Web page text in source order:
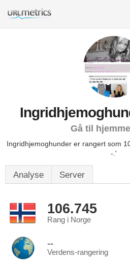
Gå til
Ingridhjemoghunder er rangert som
-.'
Analyse Server
106.745
Rang i Norge
--
Verdens-rangering